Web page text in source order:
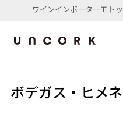
ワインインポーターモト
ボデガス・ヒメ